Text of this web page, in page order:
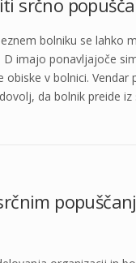
srčno
bolniku se lahko
imajo ponavljajoče
v bolnici. Vendar
da bolnik preide